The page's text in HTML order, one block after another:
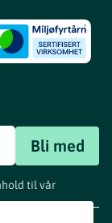
Bli med
til vår